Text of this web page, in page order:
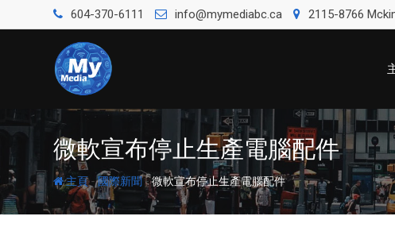
604-370-6111 info@mymediabc.ca 2115-8766
微軟宣布停止生產電腦配件
主頁-國際新聞-微軟宣布停止生產電腦配件